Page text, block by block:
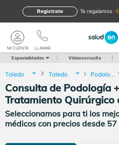
te regalamos -
Regístrate
LLAMAR
MI CUENTA
Especialidades Videoconsulta
Toledo Toledo Podología
Consulta de Podología
Tratamiento Quirúrgico
Seleccionamos para ti los
médicos con precios desde 57